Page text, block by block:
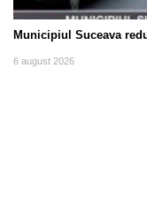
Municipiul Suceava
6 august 2026